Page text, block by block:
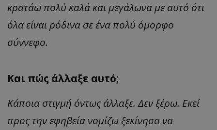
κρατάω πολύ καλά και μεγάλωνα με αυτό ότι
όλα είναι ρόδινα σε ένα πολύ όμορφο
σύννεφο.
Και πώς άλλαξε αυτό;
Κάποια στιγμή όντως άλλαξε. Δεν ξέρω. Εκεί
προς την εφηβεία νομίζω ξεκίνησα να